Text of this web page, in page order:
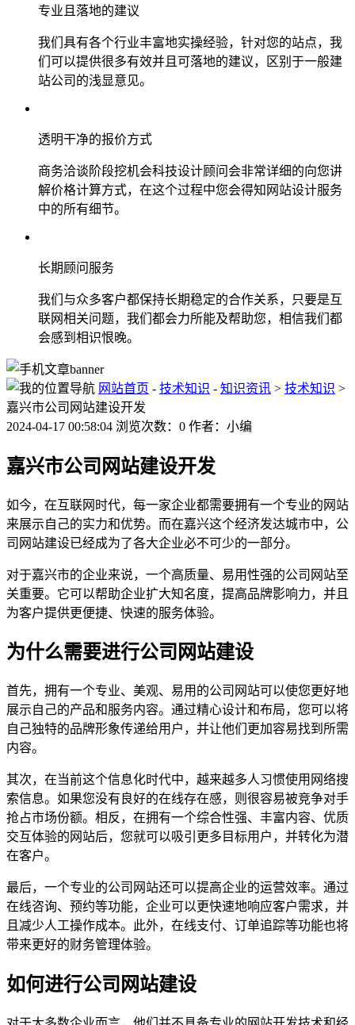
专业且落地的建议
我们具有各个行业丰富地实操经验，针对您的站点，我
们可以提供很多有效并且可落地的建议，区别于一般建
站公司的浅显意见。
透明干净的报价方式
商务洽谈阶段挖机会科技设计顾问会非常详细的向您讲
解价格计算方式，在这个过程中您会得知网站设计服务
中的所有细节。
长期顾问服务
我们与众多客户都保持长期稳定的合作关系，只要是互
联网相关问题，我们都会力所能及帮助您，相信我们都
会感到相识恨晚。
网站首页 - 技术知识 - 知识资讯 > 技术知识 >
嘉兴市公司网站建设开发
2024-04-17 00:58:04 浏览次数：0 作者：小编
嘉兴市公司网站建设开发
如今，在互联网时代，每一家企业都需要拥有一个专业的网站
来展示自己的实力和优势。而在嘉兴这个经济发达城市中，公
司网站建设已经成为了各大企业必不可少的一部分。
对于嘉兴市的企业来说，一个高质量、易用性强的公司网站至
关重要。它可以帮助企业扩大知名度，提高品牌影响力，并且
为客户提供更便捷、快速的服务体验。
为什么需要进行公司网站建设
首先，拥有一个专业、美观、易用的公司网站可以使您更好地
展示自己的产品和服务内容。通过精心设计和布局，您可以将
自己独特的品牌形象传递给用户，并让他们更加容易找到所需
内容。
其次，在当前这个信息化时代中，越来越多人习惯使用网络搜
索信息。如果您没有良好的在线存在感，则很容易被竞争对手
抢占市场份额。相反，在拥有一个综合性强、丰富内容、优质
交互体验的网站后，您就可以吸引更多目标用户，并转化为潜
在客户。
最后，一个专业的公司网站还可以提高企业的运营效率。通过
在线咨询、预约等功能，企业可以更快速地响应客户需求，并
且减少人工操作成本。此外，在线支付、订单追踪等功能也将
带来更好的财务管理体验。
如何进行公司网站建设